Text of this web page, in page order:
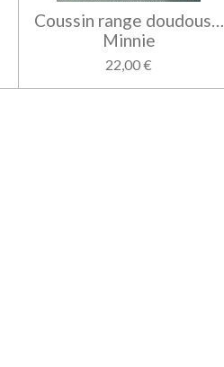
Coussin range doudous…
Minnie
22,00 €